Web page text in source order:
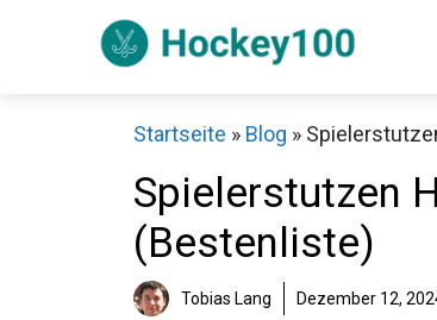
Startseite » Blog »
Spielerstutzen
(Bestenliste)
Tobias Lang Dezember 12,